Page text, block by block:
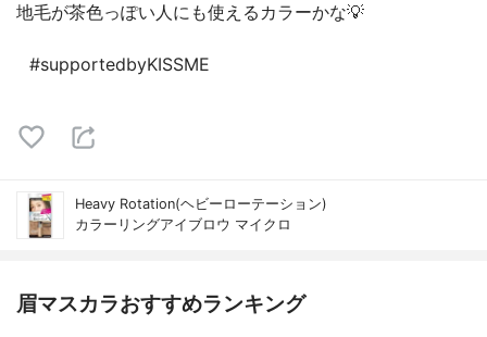
地毛が茶色っぽい人にも使えるカラーかな💡
⠀#supportedbyKISSME
Heavy Rotation(ヘビーローテーション)
カラーリングアイブロウ マイクロ
眉マスカラおすすめランキング